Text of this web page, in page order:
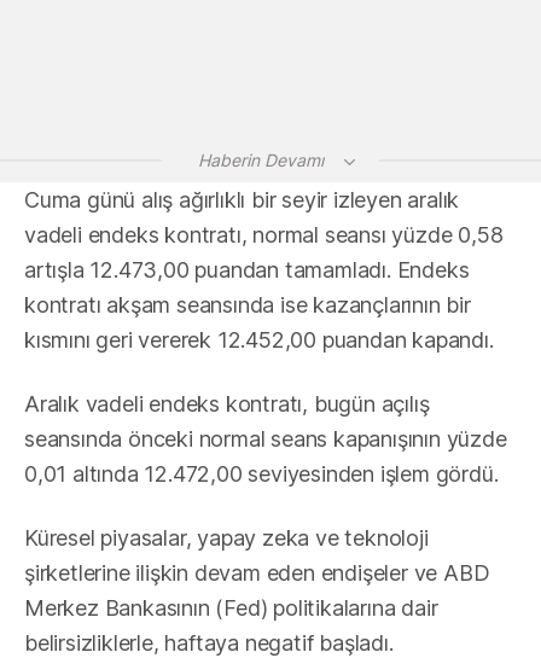
Haberin Devamı
Cuma günü alış ağırlıklı bir seyir izleyen aralık
vadeli endeks kontratı, normal seansı yüzde 0,58
artışla 12.473,00 puandan tamamladı. Endeks
kontratı akşam seansında ise kazançlarının bir
kısmını geri vererek 12.452,00 puandan kapandı.
Aralık vadeli endeks kontratı, bugün açılış
seansında önceki normal seans kapanışının yüzde
0,01 altında 12.472,00 seviyesinden işlem gördü.
Küresel piyasalar, yapay zeka ve teknoloji
şirketlerine ilişkin devam eden endişeler ve ABD
Merkez Bankasının (Fed) politikalarına dair
belirsizliklerle, haftaya negatif başladı.